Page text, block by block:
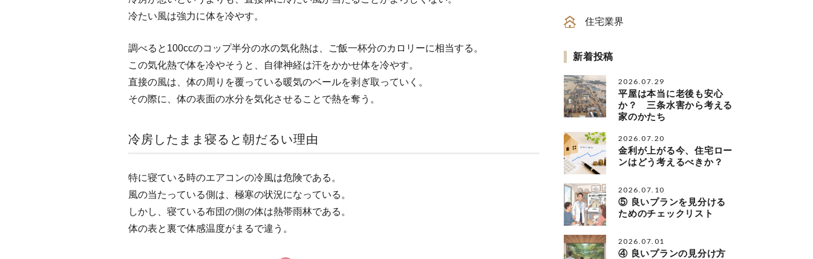
冷たい風は強力に体を冷やす。
調べると100ccのコップ半分の水の気化熱は、ご飯一杯分のカロリーに相当する。
この気化熱で体を冷やそうと、自律神経は汗をかかせ体を冷やす。
直接の風は、体の周りを覆っている暖気のベールを剥ぎ取っていく。
その際に、体の表面の水分を気化させることで熱を奪う。
冷房したまま寝ると朝だるい理由
特に寝ている時のエアコンの冷風は危険である。
風の当たっている側は、極寒の状況になっている。
しかし、寝ている布団の側の体は熱帯雨林である。
体の表と裏で体感温度がまるで違う。
住宅業界
新着投稿
2026.07.29
平屋は本当に老後も安心
か？ 三条水害から考える
家のかたち
2026.07.20
金利が上がる今、住宅ロー
ンはどう考えるべきか？
2026.07.10
⑤ 良いプランを見分ける
ためのチェックリスト
2026.07.01
④ 良いプランの見分け方